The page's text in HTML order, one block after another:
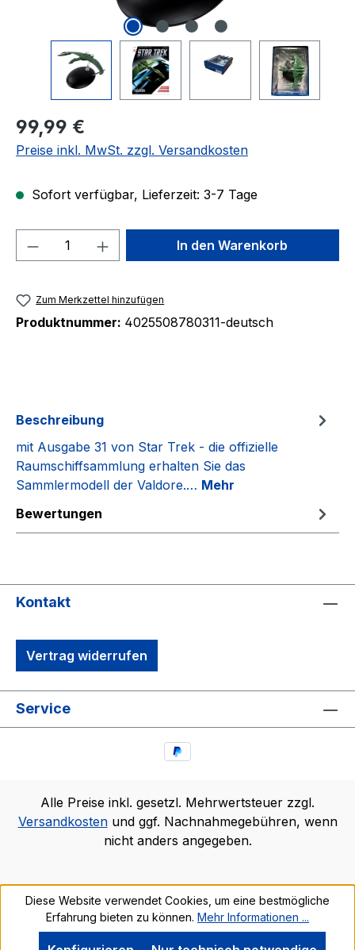
Regulärer Preis:
99,99 €
Preise inkl. MwSt. zzgl. Versandkosten
Sofort verfügbar, Lieferzeit: 3-7 Tage
Produkt Anzahl: Gib denIn den Warenkorb
Zum Merkzettel hinzufügen
Produktnummer: 4025508780311-deutsch
Beschreibung
mit Ausgabe 31 von Star Trek - die offizielle
Raumschiffsammlung erhalten Sie das
Sammlermodell der Valdore.… Mehr
Bewertungen
Kontakt
Vertrag widerrufen
Service
Alle Preise inkl. gesetzl. Mehrwertsteuer zzgl.
Versandkostenund ggf. Nachnahmegebühren, wenn
nicht anders angegeben.
Diese Website verwendet Cookies, um eine bestmögliche
Erfahrung bieten zu können. Mehr Informationen ...